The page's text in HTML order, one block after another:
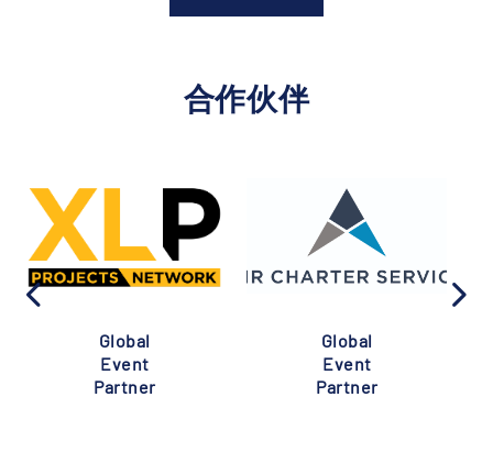
合作伙伴
Global
Event
Partner
Global
Event
Partner